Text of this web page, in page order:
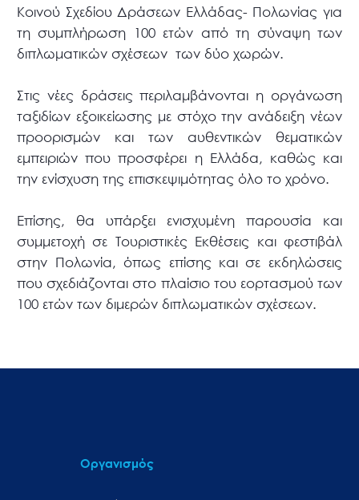
Κοινού Σχεδίου Δράσεων Ελλάδας- Πολωνίας για
τη συμπλήρωση 100 ετών από τη σύναψη των
διπλωματικών σχέσεων των δύο χωρών.
Στις νέες δράσεις περιλαμβάνονται η οργάνωση
ταξιδίων εξοικείωσης με στόχο την ανάδειξη νέων
προορισμών και των αυθεντικών θεματικών
εμπειριών που προσφέρει η Ελλάδα, καθώς και
την ενίσχυση της επισκεψιμότητας όλο το χρόνο.
Επίσης, θα υπάρξει ενισχυμένη παρουσία και
συμμετοχή σε Τουριστικές Εκθέσεις και φεστιβάλ
στην Πολωνία, όπως επίσης και σε εκδηλώσεις
που σχεδιάζονται στο πλαίσιο του εορτασμού των
100 ετών των διμερών διπλωματικών σχέσεων.
Οργανισμός